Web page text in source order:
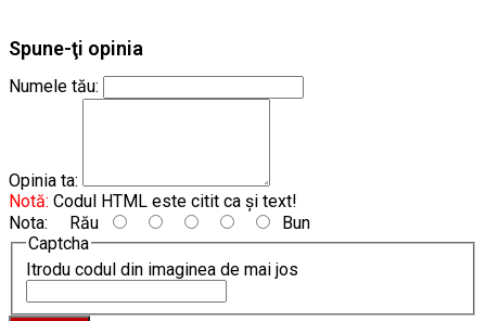
Spune-ţi opinia
Numele tău:
Opinia ta:
Notă: Codul HTML este citit ca şi text!
Nota: Rău
Bun
Captcha
Itrodu codul din imaginea de mai jos